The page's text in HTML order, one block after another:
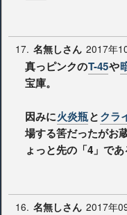
17. 名無しさん 2017年
真っピンクのT-45や
宝庫。
因みに火炎瓶とクラ
場する筈だったがお
ょっと先の「4」であ
16. 名無しさん 2017年